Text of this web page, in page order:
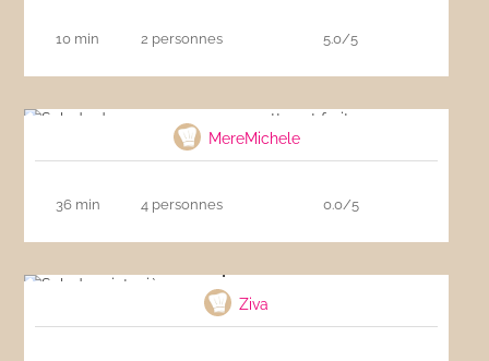
10 min 2 personnes 5.0/5
Salade de couscous aux courgettes et fruits
MereMichele
36 min 4 personnes 0.0/5
Ziva